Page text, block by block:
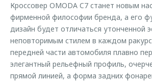
Запчасти
Кроссовер OMODA C7 станет новым
фирменной философии бренда, а его
дизайн будет отличаться утонченной
неповторимым стилем в каждом
передней части автомобиля плавно
элегантный рельефный профиль,
прямой линией, а форма задних